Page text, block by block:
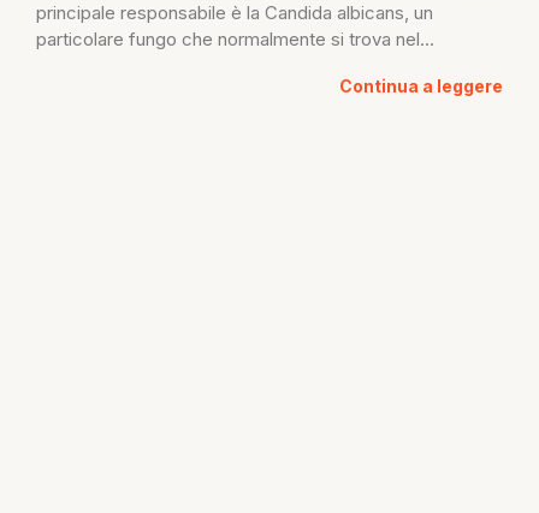
principale responsabile è la Candida albicans, un
particolare fungo che normalmente si trova nel...
Continua a leggere